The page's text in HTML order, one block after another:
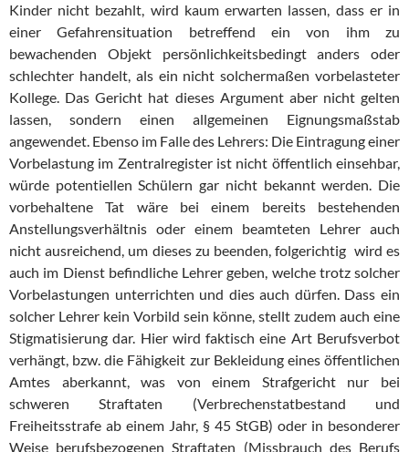
Kinder nicht bezahlt, wird kaum erwarten lassen, dass er in
einer Gefahrensituation betreffend ein von ihm zu
bewachenden Objekt persönlichkeitsbedingt anders oder
schlechter handelt, als ein nicht solchermaßen vorbelasteter
Kollege. Das Gericht hat dieses Argument aber nicht gelten
lassen, sondern einen allgemeinen Eignungsmaßstab
angewendet. Ebenso im Falle des Lehrers: Die Eintragung einer
Vorbelastung im Zentralregister ist nicht öffentlich einsehbar,
würde potentiellen Schülern gar nicht bekannt werden. Die
vorbehaltene Tat wäre bei einem bereits bestehenden
Anstellungsverhältnis oder einem beamteten Lehrer auch
nicht ausreichend, um dieses zu beenden, folgerichtig wird es
auch im Dienst befindliche Lehrer geben, welche trotz solcher
Vorbelastungen unterrichten und dies auch dürfen. Dass ein
solcher Lehrer kein Vorbild sein könne, stellt zudem auch eine
Stigmatisierung dar. Hier wird faktisch eine Art Berufsverbot
verhängt, bzw. die Fähigkeit zur Bekleidung eines öffentlichen
Amtes aberkannt, was von einem Strafgericht nur bei
schweren Straftaten (Verbrechenstatbestand und
Freiheitsstrafe ab einem Jahr, § 45 StGB) oder in besonderer
Weise berufsbezogenen Straftaten (Missbrauch des Berufs